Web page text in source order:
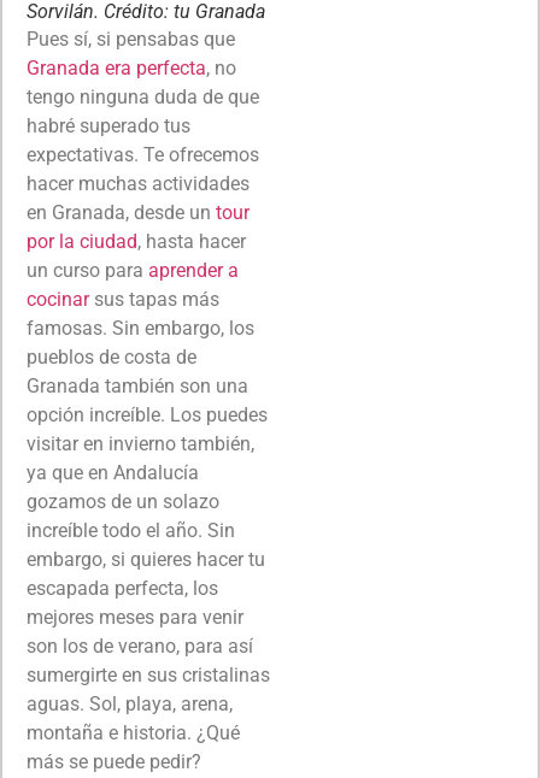
Sorvilán. Crédito: tu Granada
Pues sí, si pensabas que
Granada era perfecta, no
tengo ninguna duda de que
habré superado tus
expectativas. Te ofrecemos
hacer muchas actividades
en Granada, desde un tour
por la ciudad, hasta hacer
un curso para aprender a
cocinarsus tapas más
famosas. Sin embargo, los
pueblos de costa de
Granada también son una
opción increíble. Los puedes
visitar en invierno también,
ya que en Andalucía
gozamos de un solazo
increíble todo el año. Sin
embargo, si quieres hacer tu
escapada perfecta, los
mejores meses para venir
son los de verano, para así
sumergirte en sus cristalinas
aguas. Sol, playa, arena,
montaña e historia. ¿Qué
más se puede pedir?